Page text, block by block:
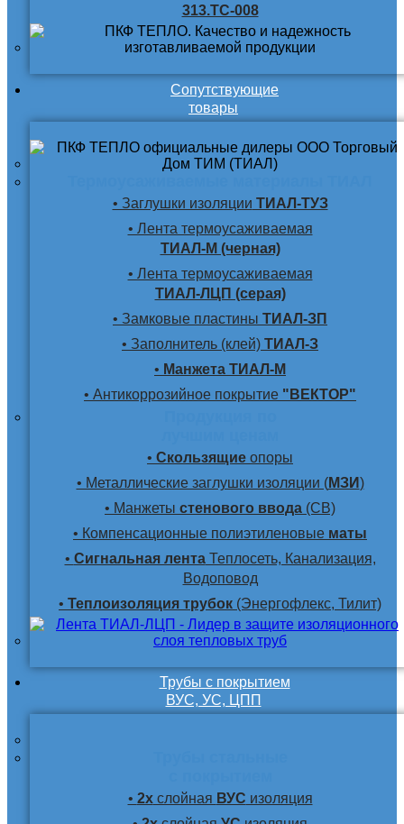
313.ТС-008
Сопутствующие
товары
• Заглушки изоляции ТИАЛ-ТУЗ
• Лента термоусаживаемая
ТИАЛ-М (черная)
• Лента термоусаживаемая
ТИАЛ-ЛЦП (серая)
• Замковые пластины ТИАЛ-ЗП
• Заполнитель (клей) ТИАЛ-З
• Манжета ТИАЛ-М
• Антикоррозийное покрытие "ВЕКТОР"
• Скользящие опоры
• Металлические заглушки изоляции (МЗИ)
• Манжеты стенового ввода (СВ)
• Компенсационные полиэтиленовые маты
• Сигнальная лентаТеплосеть, Канализация,
Водоповод
• Теплоизоляция трубок (Энергофлекс, Тилит)
Трубы с покрытием
ВУС, УС, ЦПП
• 2хслойная ВУС изоляция